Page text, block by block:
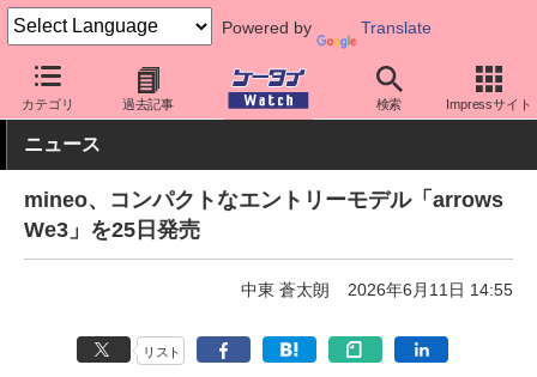
Powered by Translate
カテゴリ 過去記事 検索 Impressサイト
ケータイ Watch 格安スマホ/格安SIM 格安SIM/MVNO mineo
ニュース
mineo、コンパクトなエントリーモデル「arrows
We3」を25日発売
中東 蒼太朗 2026年6月11日 14:55
リスト